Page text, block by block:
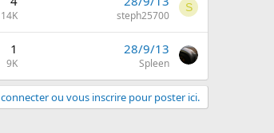
14K steph25700
S
1
9K
28/9/13
Spleen
ou vous inscrire pour poster ici.